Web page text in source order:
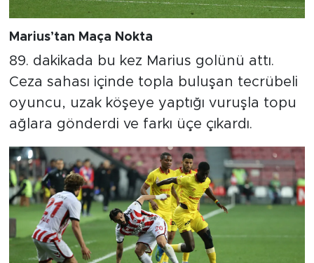
Marius’tan Maça Nokta
89. dakikada bu kez Marius golünü attı.
Ceza sahası içinde topla buluşan tecrübeli
oyuncu, uzak köşeye yaptığı vuruşla topu
ağlara gönderdi ve farkı üçe çıkardı.